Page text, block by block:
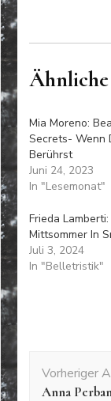
Mia Moreno:
Secrets- Wenn
Berührst
Juni 24, 2023
In "Lesemonat"
Frieda Lamberti:
Mittsommer In
Juli 3, 2024
In "Belletristik"
Vorheriger
Anna